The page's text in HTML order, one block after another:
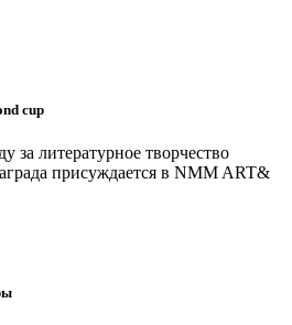
cup
за литературное творчество
присуждается в NMM ART&